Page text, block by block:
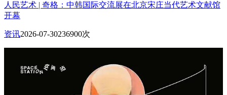
人民艺术 | 奇格：中韩国际交流展在北京宋庄当代艺术文献馆
开幕
资讯2026-07-30236900次